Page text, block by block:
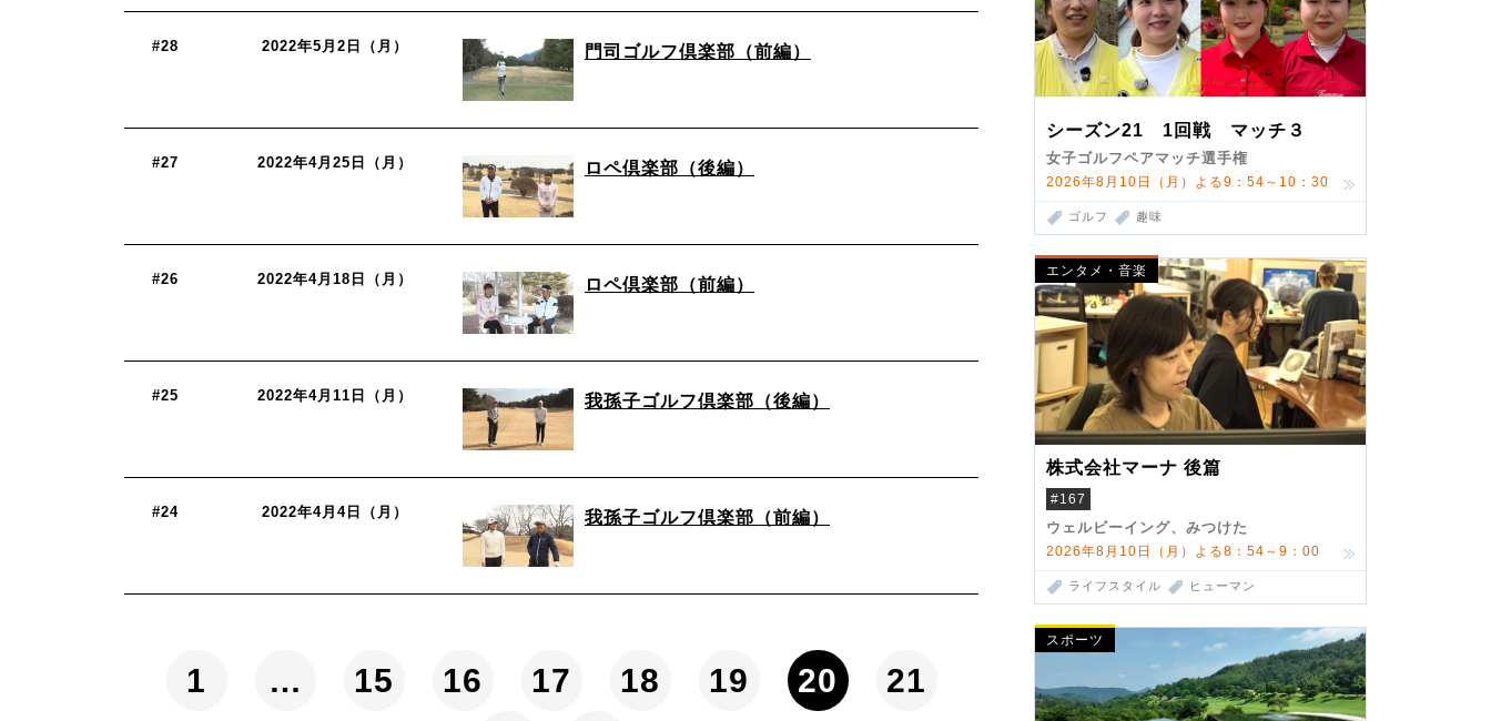
シーズン21 1回戦 マッチ３
女子ゴルフペアマッチ選手権
2026年8月10日（月）よる9：54～10：30
ゴルフ 趣味
エンタメ・音楽
株式会社マーナ 後篇
#167
ウェルビーイング、みつけた
2026年8月10日（月）よる8：54～9：00
ライフスタイル ヒューマン
スポーツ
#28 2022年5月2日（月） 門司ゴルフ倶楽部（前編）
#27 2022年4月25日（月） ロペ倶楽部（後編）
#26 2022年4月18日（月） ロペ倶楽部（前編）
#25 2022年4月11日（月） 我孫子ゴルフ倶楽部（後編）
#24 2022年4月4日（月） 我孫子ゴルフ倶楽部（前編）
1 … 15 16 17 18 19 20
21